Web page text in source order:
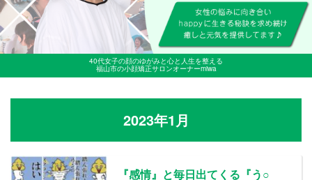
40代女子の顔のゆがみと心と人生を整える
福山市の小顔矯正サロンオーナーmiwa
2023年1月
『感情』と毎日出てくる『う○